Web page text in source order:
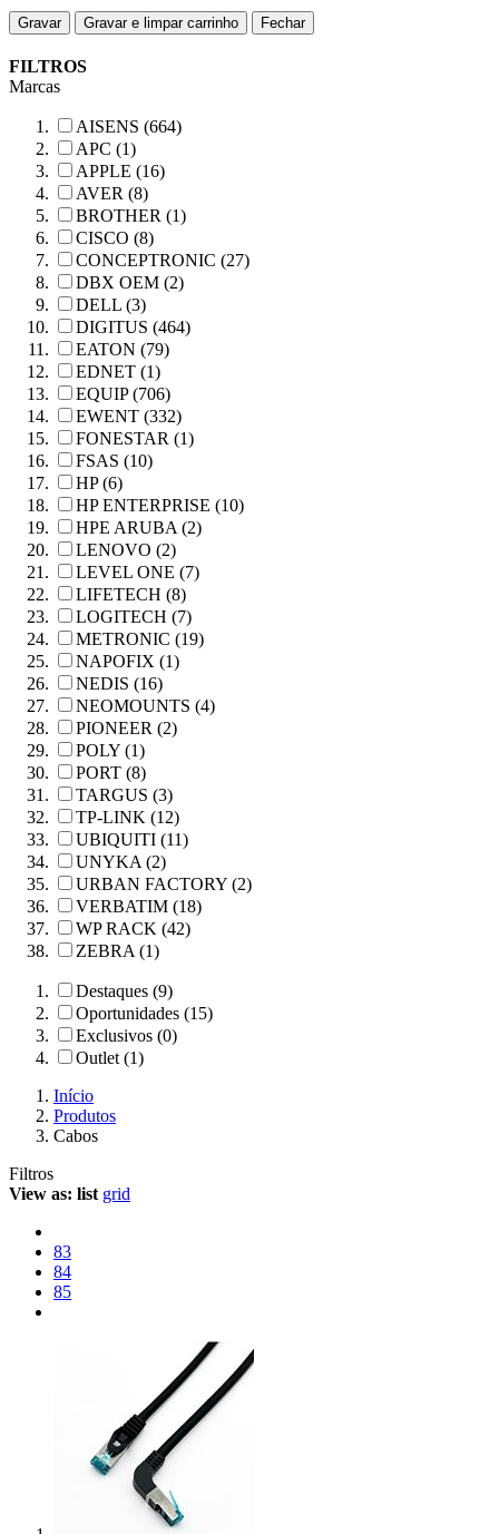
Gravar Gravar e limpar carrinho Fechar
FILTROS
Marcas
AISENS (664)
APC (1)
APPLE (16)
AVER (8)
BROTHER (1)
CISCO (8)
CONCEPTRONIC (27)
DBX OEM (2)
DELL (3)
DIGITUS (464)
EATON (79)
EDNET (1)
EQUIP (706)
EWENT (332)
FONESTAR (1)
FSAS (10)
HP (6)
HP ENTERPRISE (10)
HPE ARUBA (2)
LENOVO (2)
LEVEL ONE (7)
LIFETECH (8)
LOGITECH (7)
METRONIC (19)
NAPOFIX (1)
NEDIS (16)
NEOMOUNTS (4)
PIONEER (2)
POLY (1)
PORT (8)
TARGUS (3)
TP-LINK (12)
UBIQUITI (11)
UNYKA (2)
URBAN FACTORY (2)
VERBATIM (18)
WP RACK (42)
ZEBRA (1)
Destaques (9)
Oportunidades (15)
Exclusivos (0)
Outlet (1)
Início
Produtos
Cabos
Filtros
View as: list grid
83
84
85